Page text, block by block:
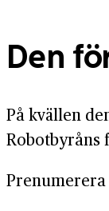
Den
På kvällen
Robotbyråns